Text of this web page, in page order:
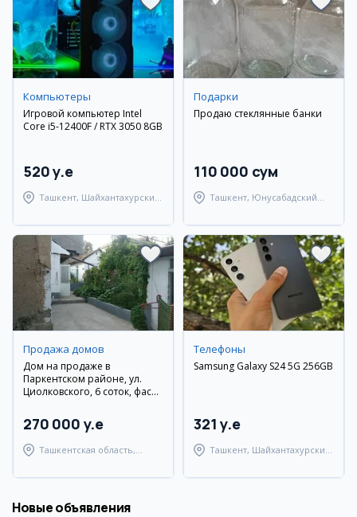
Компьютеры
Игровой компьютер Intel
Core i5-12400F / RTX 3050 8GB
520 y.e
Ташкент, Шайхантахурский
Подарки
Продаю стеклянные банки
110 000 сум
Ташкент, Юнусабадский
Продажа домов
Дом на продаже в
Паркентском районе, ул.
Циолковского, 6 соток, фасад
270 000 y.e
Ташкентская область,
Телефоны
Samsung Galaxy S24 5G 256GB
321 y.e
Ташкент, Шайхантахурский
Новые объявления